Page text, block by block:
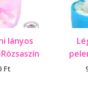
lányos
Ft